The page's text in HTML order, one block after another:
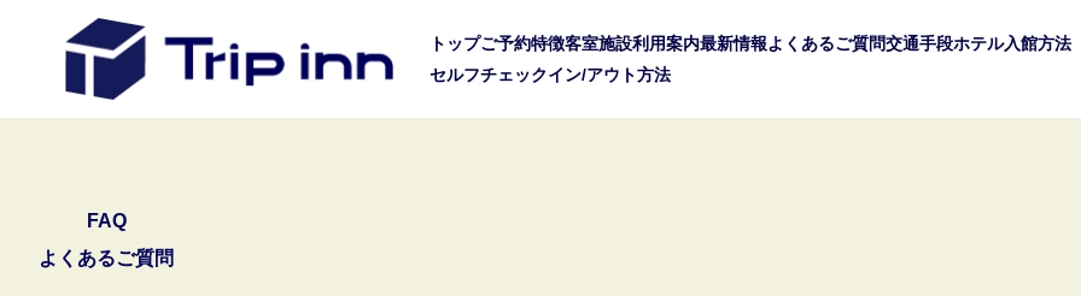
トップご予約特徴客室施設利用案内最新情報よくあるご質問交通手段ホテル入館方法
セルフチェックイン/アウト方法
FAQ
よくあるご質問